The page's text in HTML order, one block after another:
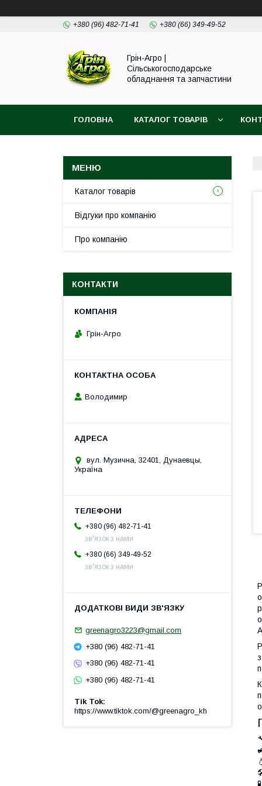
+380 (96) 482-71-41 +380 (66) 349-49-52
Грін-Агро |
Сільськогосподарське
обладнання та запчастини
ГОЛОВНА КАТАЛОГ ТОВАРІВ
Каталог товарів
Відгуки про компанію
Про компанію
КОНТАКТИ
Грін-Агро
Володимир
вул. Музична, 32401, Дунаевцы,
Україна
+380 (96) 482-71-41
зв'язок з нами
+380 (66) 349-49-52
зв'язок з нами
greenagro3223@gmail.com
+380 (96) 482-71-41
+380 (96) 482-71-41
+380 (96) 482-71-41
Tik Tok
https://www.tiktok.com/@greenagro_kh